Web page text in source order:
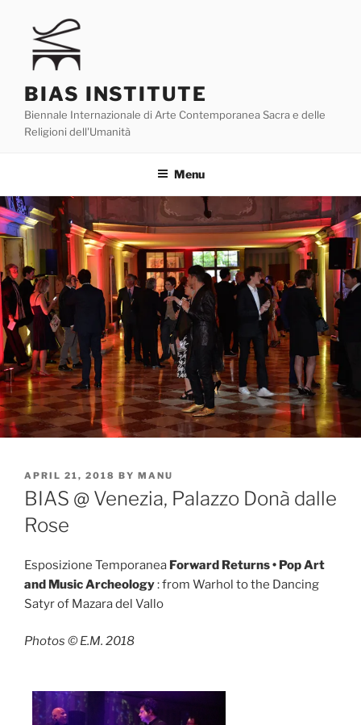
content
BIAS INSTITUTE
Biennale Internazionale di Arte Contemporanea Sacra e delle
Religioni dell'Umanità
Menu
POSTED
ON
APRIL 21, 2018 BY MANU
BIAS @ Venezia, Palazzo Donà dalle
Rose
Esposizione Temporanea Forward Returns • Pop Art
and Music Archeology: from Warhol to the Dancing
Satyr of Mazara del Vallo
Photos © E.M. 2018